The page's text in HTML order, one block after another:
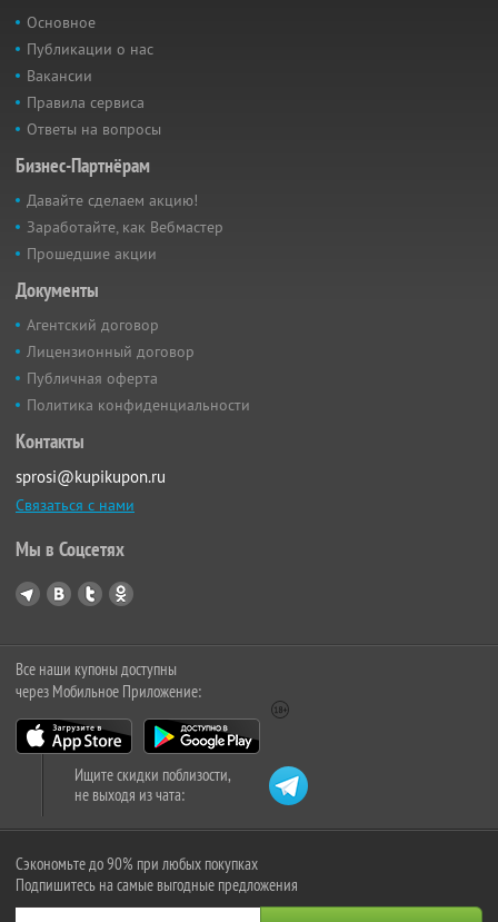
Основное
Публикации о нас
Вакансии
Правила сервиса
Ответы на вопросы
Бизнес-Партнёрам
Давайте сделаем акцию!
Заработайте, как Вебмастер
Прошедшие акции
Документы
Агентский договор
Лицензионный договор
Публичная оферта
Политика конфиденциальности
Контакты
sprosi@kupikupon.ru
Связаться с нами
Мы в Соцсетях
Все наши купоны доступны
через Мобильное Приложение:
Ищите скидки поблизости,
не выходя из чата:
Сэкономьте до 90% при любых покупках
Подпишитесь на самые выгодные предложения